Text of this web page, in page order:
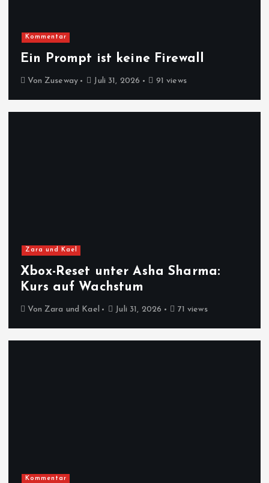
Kommentar
Ein Prompt ist keine Firewall
Von Zuseway Juli 31, 2026 91 views
Zara und Kael
Xbox-Reset unter Asha Sharma:
Kurs auf Wachstum
Von Zara und Kael Juli 31, 2026 71 views
Kommentar